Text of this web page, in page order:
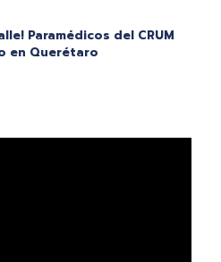
Paramédicos del CRUM
en Querétaro